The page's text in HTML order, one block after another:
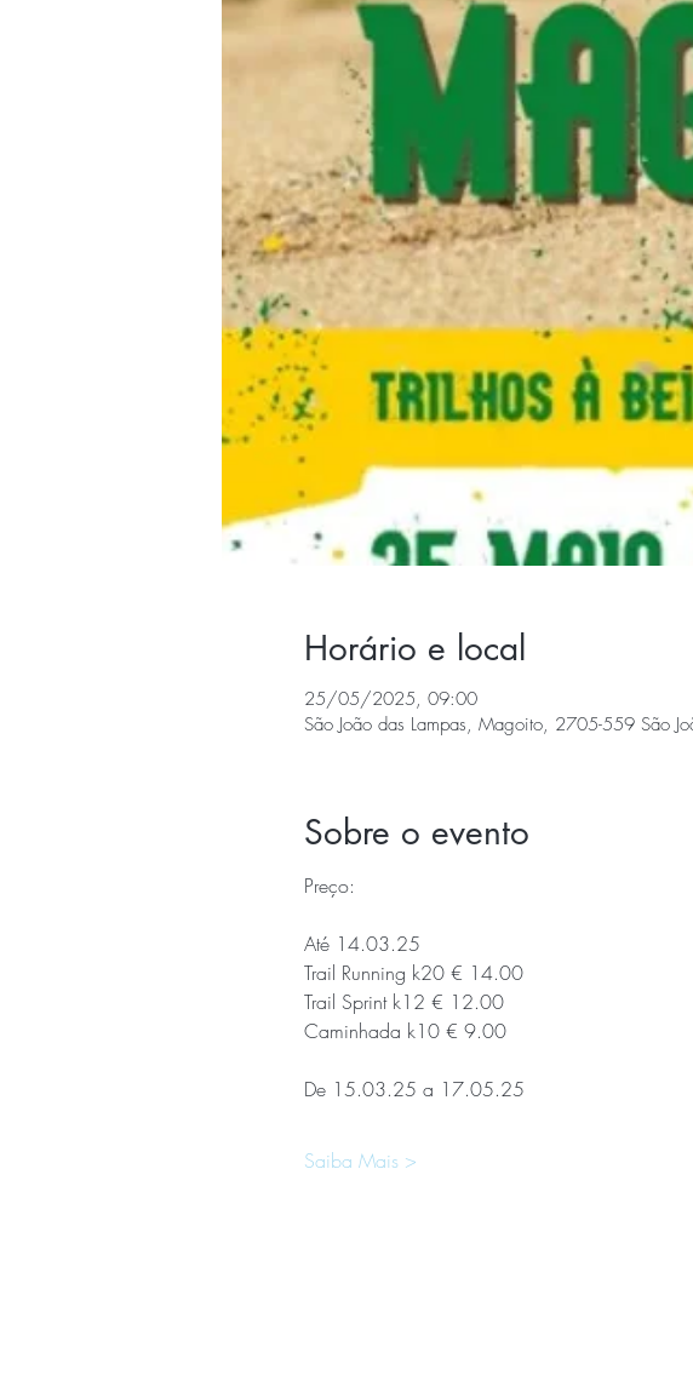
Horário e local
25/05/2025, 09:00
São João das Lampas, Magoito, 2705-559 São
Sobre o evento
Preço:
Até 14.03.25
Trail Running k20 € 14.00
Trail Sprint k12 € 12.00
Caminhada k10 € 9.00
De 15.03.25 a 17.05.25
Saiba Mais >